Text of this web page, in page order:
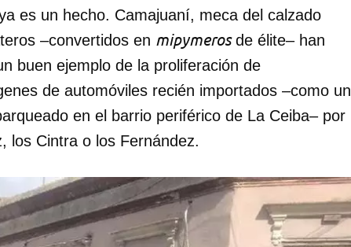
es un hecho. Camajuaní, meca del calzado
–convertidos en mipymerosde élite– han
buen ejemplo de la proliferación de
de automóviles recién importados –como un
en el barrio periférico de La Ceiba– por
los Cintra o los Fernández.